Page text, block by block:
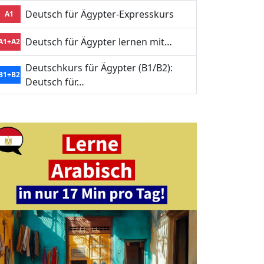
A1 Deutsch für Ägypter-Expresskurs
Deutsch für Ägypter lernen mit…
Deutschkurs für Ägypter (B1/B2):
Deutsch für…